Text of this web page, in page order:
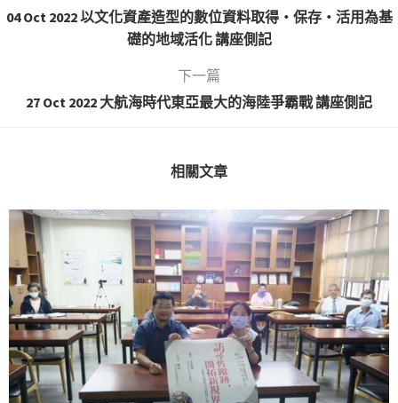
04 Oct 2022 以文化資產造型的數位資料取得・保存・活用為基
礎的地域活化 講座側記
下一篇
27 Oct 2022 大航海時代東亞最大的海陸爭霸戰 講座側記
相關文章